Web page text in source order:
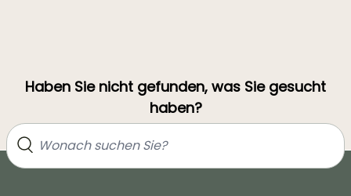
Haben Sie nicht gefunden, was Sie gesucht
haben?